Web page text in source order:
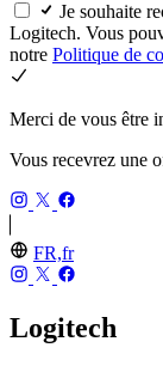
Je souhaite
Logitech. Vous
notre Politique de
Merci de vous être
Vous recevrez une
FR,fr
Logitech